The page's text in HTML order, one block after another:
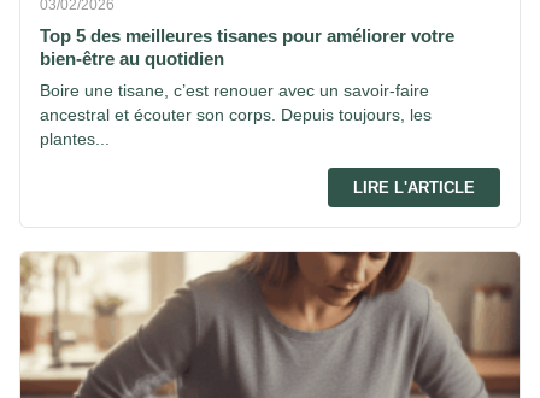
03/02/2026
Top 5 des meilleures tisanes pour améliorer votre
bien-être au quotidien
Boire une tisane, c’est renouer avec un savoir-faire
ancestral et écouter son corps. Depuis toujours, les
plantes...
LIRE L'ARTICLE